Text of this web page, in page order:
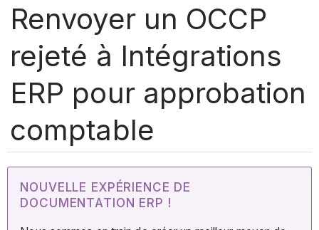
Renvoyer un OCCP
rejeté à Intégrations
ERP pour approbation
comptable
NOUVELLE EXPÉRIENCE DE
DOCUMENTATION ERP !